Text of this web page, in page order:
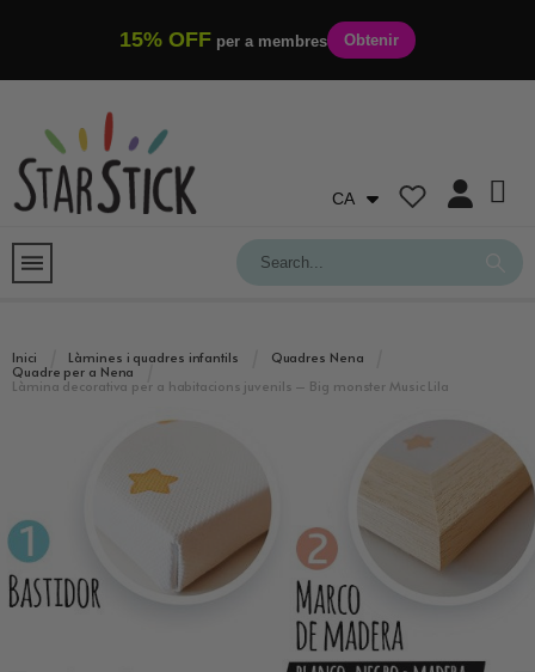
15% OFF per a membres Obtenir
CA
Inici Làmines i quadres infantils
Quadres Nena
Quadre per a Nena
Làmina decorativa per a habitacions juvenils – Big monster Music Lila